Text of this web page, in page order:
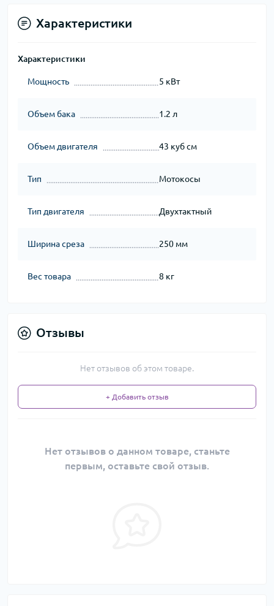
Характеристики
Характеристики
Мощность 5 кВт
Объем бака 1.2 л
Объем двигателя 43 куб см
Тип Мотокосы
Тип двигателя Двухтактный
Ширина среза 250 мм
Вес товара 8 кг
Отзывы
Нет отзывов об этом товаре.
+ Добавить отзыв
Нет отзывов о данном товаре, станьте
первым, оставьте свой отзыв.